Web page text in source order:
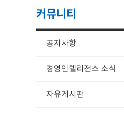
커뮤니티
공지사항
경영인텔리전스 소식
자유게시판